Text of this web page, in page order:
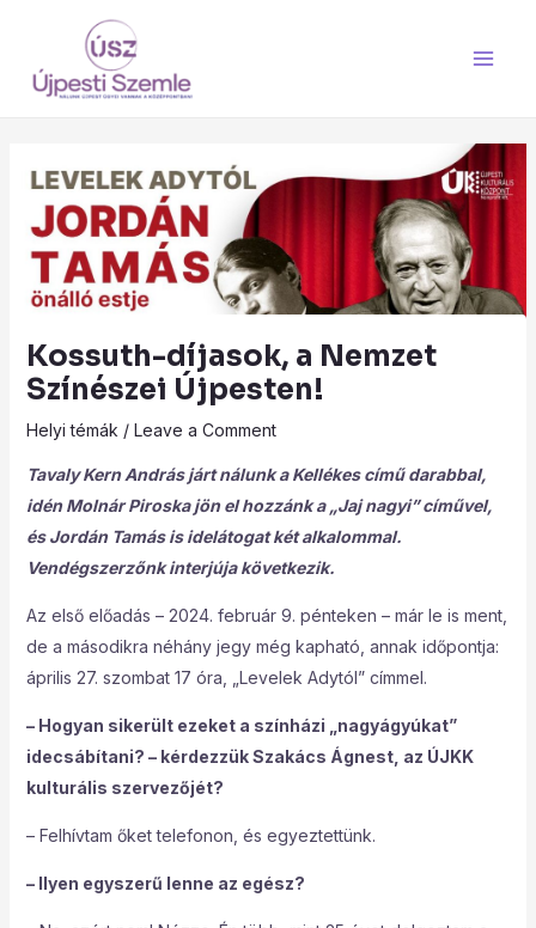
content
Kossuth-díjasok, a Nemzet
Színészei Újpesten!
Helyi témák / Leave a Comment
Tavaly Kern András járt nálunk a Kellékes című darabbal,
idén Molnár Piroska jön el hozzánk a „Jaj nagyi” cíművel,
és Jordán Tamás is idelátogat két alkalommal.
Vendégszerzőnk interjúja következik.
Az első előadás – 2024. február 9. pénteken – már le is ment,
de a másodikra néhány jegy még kapható, annak időpontja:
április 27. szombat 17 óra, „Levelek Adytól” címmel.
– Hogyan sikerült ezeket a színházi „nagyágyúkat”
idecsábítani? – kérdezzük Szakács Ágnest, az ÚJKK
kulturális szervezőjét?
– Felhívtam őket telefonon, és egyeztettünk.
– Ilyen egyszerű lenne az egész?